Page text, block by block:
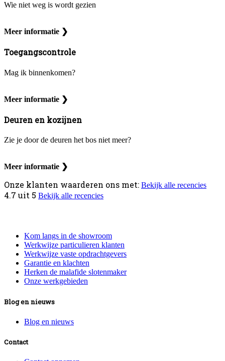
Wie niet weg is wordt gezien
Meer informatie ❯
Toegangscontrole
Mag ik binnenkomen?
Meer informatie ❯
Deuren en kozijnen
Zie je door de deuren het bos niet meer?
Meer informatie ❯
Onze klanten waarderen ons met: Bekijk alle recencies
4.7 uit 5 Bekijk alle recencies
Kom langs in de showroom
Werkwijze particulieren klanten
Werkwijze vaste opdrachtgevers
Garantie en klachten
Herken de malafide slotenmaker
Onze werkgebieden
Blog en nieuws
Blog en nieuws
Contact